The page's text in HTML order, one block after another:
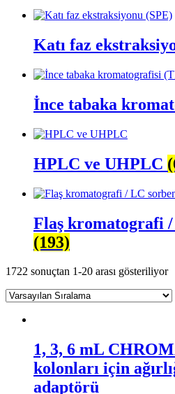
Katı faz
İnce tabaka
HPLC ve UHPLC
Flaş kromatografi
(193)
1722 sonuçtan 1-20 arası gösteriliyor
1, 3, 6 mL
kolonları için
adaptörü